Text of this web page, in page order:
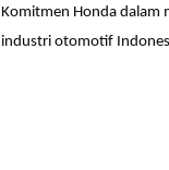
Komitmen Honda dalam
industri otomotif